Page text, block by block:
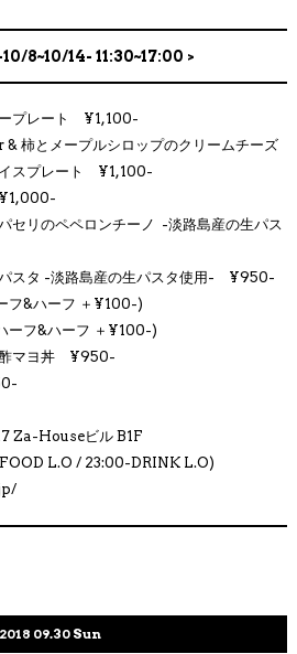
8~10/14- 11:30~17:00 >
ープレート ¥1,100-
柿とメープルシロップのクリームチーズ
イスプレート ¥1,100-
セリのペペロンチーノ -淡路島産の生パス
スタ -淡路島産の生パスタ使用- ¥950-
&ハーフ ＋¥100-)
フ&ハーフ ＋¥100-)
酢マヨ丼 ¥950-
Za-Houseビル B1F
L.O / 23:00-DRINK L.O)
2018 09.30 Sun